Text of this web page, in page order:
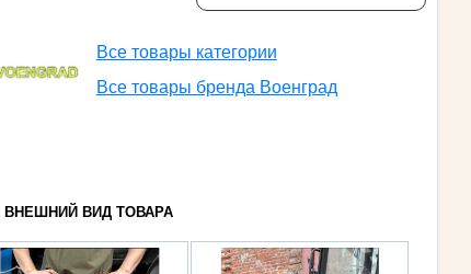
Все товары категории
Все товары бренда Военград
ВНЕШНИЙ ВИД ТОВАРА